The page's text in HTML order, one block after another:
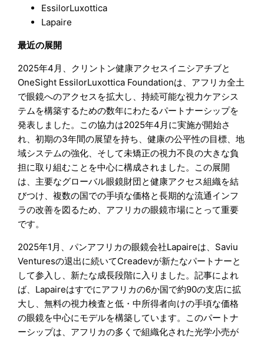
EssilorLuxottica
Lapaire
最近の展開
2025年4月、クリントン健康アクセスイニシアチブと
OneSight EssilorLuxottica Foundationは、アフリカ全土
で眼鏡へのアクセスを拡大し、持続可能な視力ケアシス
テムを構築するための数年にわたるパートナーシップを
発表しました。この協力は2025年4月に実施が開始さ
れ、初期の3年間の展望を持ち、健康の公平性の目標、地
域システムの強化、そして未矯正の視力不良の大きな負
担に取り組むことを中心に構成されました。この展開
は、主要なグローバル眼鏡財団と健康アクセス組織を結
びつけ、複数の国での手頃な価格と長期的な流通インフ
ラの改善を図るため、アフリカの眼鏡市場にとって重要
です。
2025年1月、パンアフリカの眼鏡会社Lapaireは、Saviu
Venturesの退出に続いてCreadevが新たなパートナーと
して参入し、新たな成長段階に入りました。記事によれ
ば、Lapaireはすでにアフリカの6か国で約90の支店に拡
大し、無料の視力検査と低・中所得者向けの手頃な価格
の眼鏡を中心にモデルを構築しています。このパートナ
ーシップは、アフリカの多くで組織化された光学小売が